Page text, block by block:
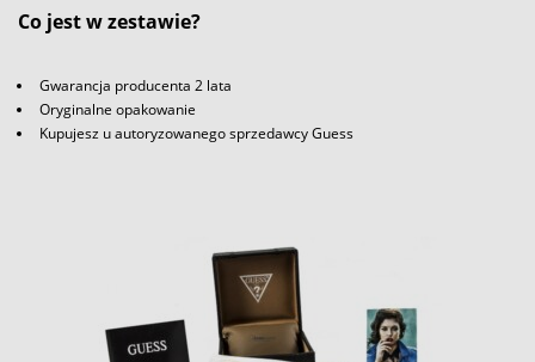
Co jest w zestawie?
Gwarancja producenta 2 lata
Oryginalne opakowanie
Kupujesz u autoryzowanego sprzedawcy Guess